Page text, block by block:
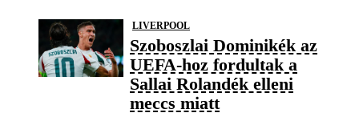
LIVERPOOL
Szoboszlai Dominikék az
UEFA-hoz fordultak a
Sallai Rolandék elleni
meccs miatt